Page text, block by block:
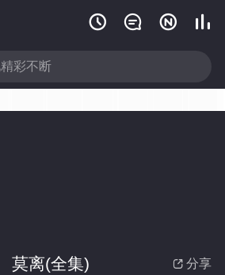
   
 分享
莫离(全集)